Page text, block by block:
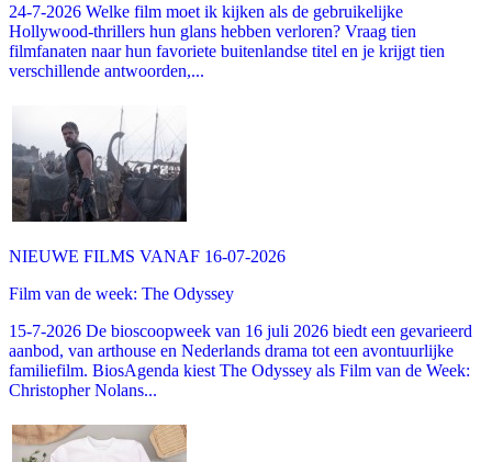
24-7-2026 Welke film moet ik kijken als de gebruikelijke
Hollywood-thrillers hun glans hebben verloren? Vraag tien
filmfanaten naar hun favoriete buitenlandse titel en je krijgt tien
verschillende antwoorden,...
NIEUWE FILMS VANAF 16-07-2026
Film van de week: The Odyssey
15-7-2026 De bioscoopweek van 16 juli 2026 biedt een gevarieerd
aanbod, van arthouse en Nederlands drama tot een avontuurlijke
familiefilm. BiosAgenda kiest The Odyssey als Film van de Week:
Christopher Nolans...